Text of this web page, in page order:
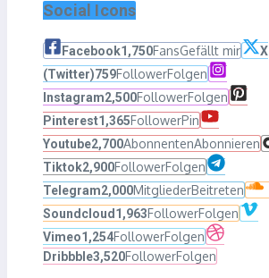
Social Icons
Facebook1,750FansGefällt mir
X
(Twitter)759FollowerFolgen
Instagram2,500FollowerFolgen
Pinterest1,365FollowerPin
Youtube2,700AbonnentenAbonnieren
Tiktok2,900FollowerFolgen
Telegram2,000MitgliederBeitreten
Soundcloud 1,963FollowerFolgen
Vimeo1,254FollowerFolgen
Dribbble3,520FollowerFolgen